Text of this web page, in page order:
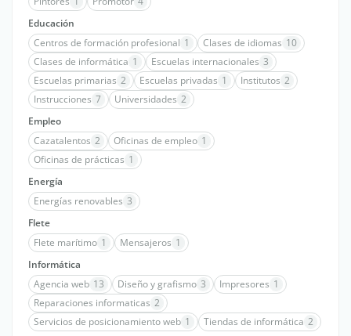
Educación
Centros de formación profesional 1 Clases de idiomas 10
Clases de informática 1 Escuelas internacionales 3
Escuelas primarias 2 Escuelas privadas 1 Institutos 2
Instrucciones 7 Universidades 2
Empleo
Cazatalentos 2 Oficinas de empleo 1
Oficinas de prácticas 1
Energía
Energías renovables 3
Flete
Flete marítimo 1 Mensajeros 1
Informática
Agencia web 13 Diseño y grafismo 3 Impresores 1
Reparaciones informaticas 2
Servicios de posicionamiento web 1 Tiendas de informática 2